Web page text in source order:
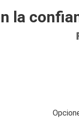
la